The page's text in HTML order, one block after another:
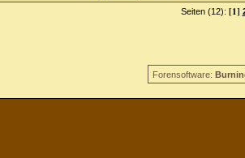
Seiten (12): [1]
Forensoftware: